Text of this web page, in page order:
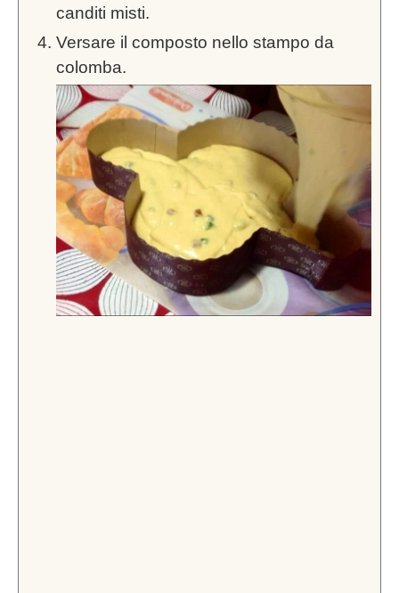
canditi misti.
Versare il composto nello stampo da
colomba.